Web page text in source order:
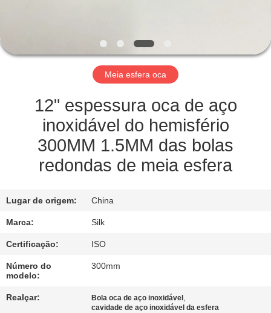
QUALIDADE
CONTACTE-
NOS
NOTÍCIA
PEÇA
UMAS
CITAÇÕES
MAPA
Meia esfera oca
12" espessura oca de aço
inoxidável do hemisfério
300MM 1.5MM das bolas
redondas de meia esfera
Lugar de origem: China
Marca: Silk
Certificação: ISO
Número do
modelo:
300mm
Realçar: Bola oca de aço inoxidável ,
cavidade de aço inoxidável da esfera